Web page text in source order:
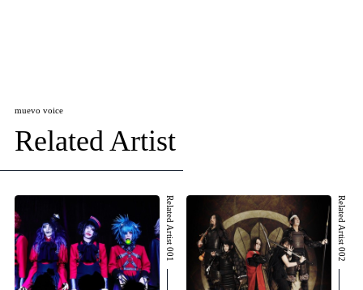
muevo voice
Related Artist
Related Artist 001 Related Artist 002